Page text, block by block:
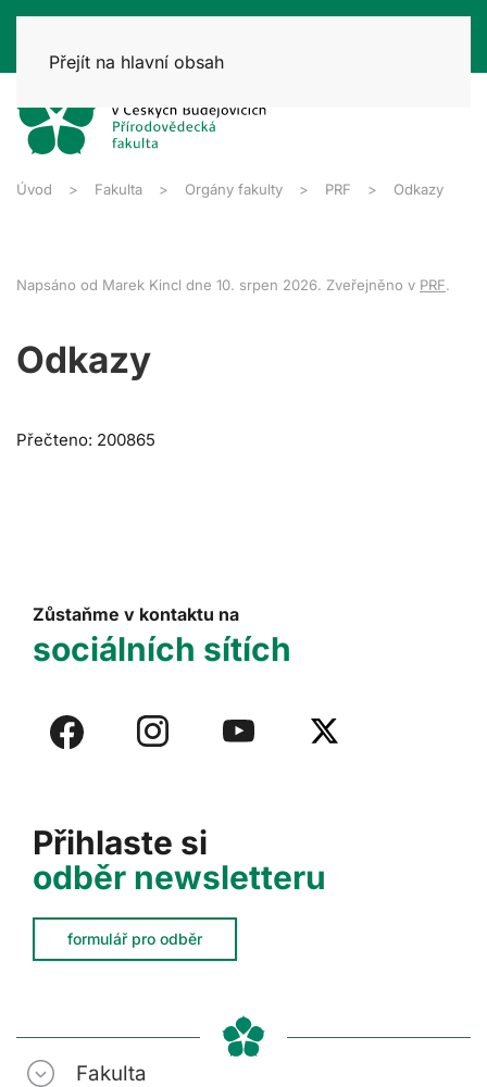
Přejít na hlavní obsah
Úvod Fakulta Orgány fakulty PRF Odkazy
Napsáno od Marek Kincl dne 10. srpen 2026. Zveřejněno v PRF.
Odkazy
Přečteno: 200865
Přihlaste si
odběr newsletteru
formulář pro odběr
Zůstaňme v kontaktu na
sociálních sítích
Fakulta